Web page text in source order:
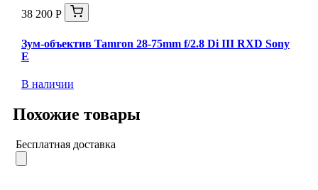
38 200 Р
Зум-объектив Tamron 28-75mm f/2.8 Di III RXD Sony
E
В наличии
Похожие товары
Бесплатная доставка